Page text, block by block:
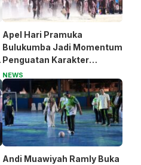
Apel Hari Pramuka
Bulukumba Jadi Momentum
Penguatan Karakter
Generasi Muda
NEWS
Andi Muawiyah Ramly Buka